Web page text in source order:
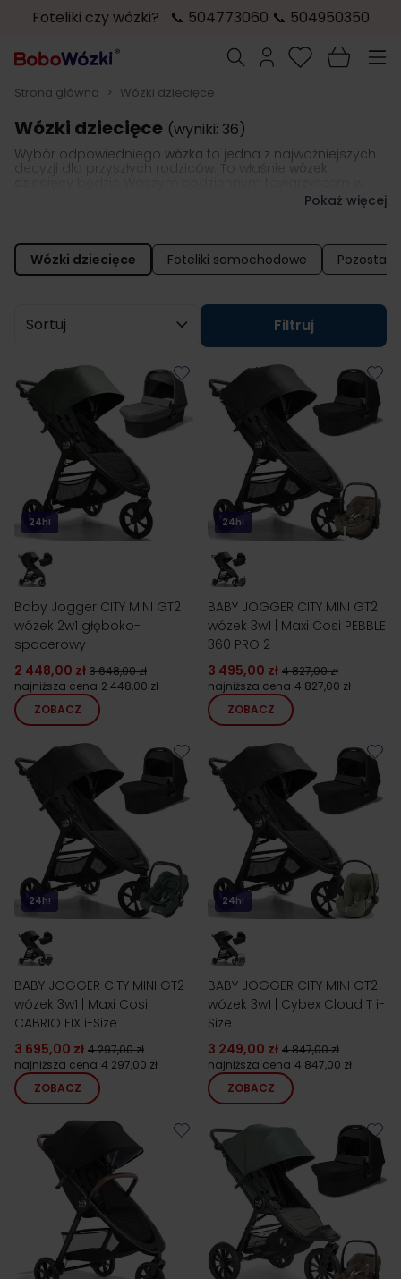
Foteliki czy wózki? 📞 504773060 📞 504950350
Szukaj
Strona główna > Wózki dziecięce
Wózki dziecięce (wyniki: 36)
Wybór odpowiedniego wózka to jedna z najważniejszych
decyzji dla przyszłych rodziców. To właśnie
wózek
pierwszych spacerach, w drodze do lekarza, na zakupy, a
ważne jest, by byłlekki, wygodny, bezpieczny i dopasowany
do Waszego stylu życia.
Pokaż więcej
Wózki dziecięce Foteliki samochodowe
Sortuj wg
Filtruj
24h!
Baby Jogger CITY MINI GT2
wózek 2w1 głęboko-
spacerowy
2 448,00 zł 3 648,00 zł
najniższa cena 2 448,00 zł
ZOBACZ
24h!
BABY JOGGER CITY MINI GT2
wózek 3w1 | Maxi Cosi PEBBLE
360 PRO 2
3 495,00 zł 4 827,00 zł
najniższa cena 4 827,00 zł
ZOBACZ
24h!
BABY JOGGER CITY MINI GT2
wózek 3w1 | Maxi Cosi
CABRIO FIX i-Size
3 695,00 zł 4 297,00 zł
najniższa cena 4 297,00 zł
ZOBACZ
24h!
BABY JOGGER CITY MINI GT2
wózek 3w1 | Cybex Cloud T i-
Size
3 249,00 zł 4 847,00 zł
najniższa cena 4 847,00 zł
ZOBACZ